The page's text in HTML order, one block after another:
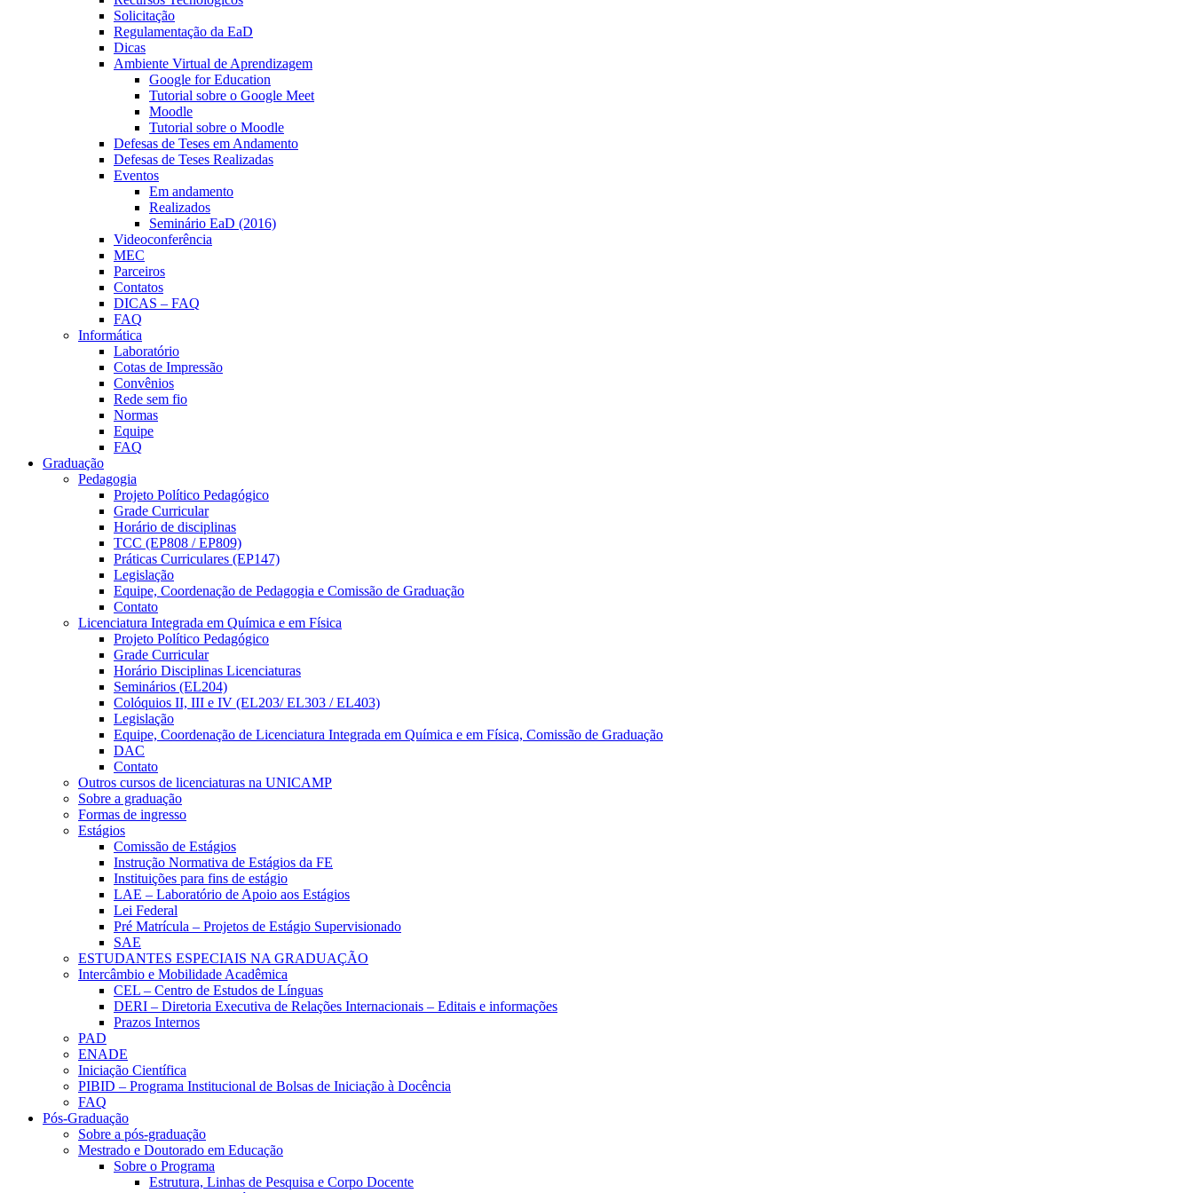
Solicitação
Regulamentação da EaD
Dicas
Ambiente Virtual de Aprendizagem
Google for Education
Tutorial sobre o Google Meet
Moodle
Tutorial sobre o Moodle
Defesas de Teses em Andamento
Defesas de Teses Realizadas
Eventos
Em andamento
Realizados
Seminário EaD (2016)
Videoconferência
MEC
Parceiros
Contatos
DICAS – FAQ
FAQ
Informática
Laboratório
Cotas de Impressão
Convênios
Rede sem fio
Normas
Equipe
FAQ
Graduação
Pedagogia
Projeto Político Pedagógico
Grade Curricular
Horário de disciplinas
TCC (EP808 / EP809)
Práticas Curriculares (EP147)
Legislação
Equipe, Coordenação de Pedagogia e Comissão de Graduação
Contato
Licenciatura Integrada em Química e em Física
Projeto Político Pedagógico
Grade Curricular
Horário Disciplinas Licenciaturas
Seminários (EL204)
Colóquios II, III e IV (EL203/ EL303 / EL403)
Legislação
Equipe, Coordenação de Licenciatura Integrada em Química e em Física, Comissão de Graduação
DAC
Contato
Outros cursos de licenciaturas na UNICAMP
Sobre a graduação
Formas de ingresso
Estágios
Comissão de Estágios
Instrução Normativa de Estágios da FE
Instituições para fins de estágio
LAE – Laboratório de Apoio aos Estágios
Lei Federal
Pré Matrícula – Projetos de Estágio Supervisionado
SAE
ESTUDANTES ESPECIAIS NA GRADUAÇÃO
Intercâmbio e Mobilidade Acadêmica
CEL – Centro de Estudos de Línguas
DERI – Diretoria Executiva de Relações Internacionais – Editais e informações
Prazos Internos
PAD
ENADE
Iniciação Científica
PIBID – Programa Institucional de Bolsas de Iniciação à Docência
FAQ
Pós-Graduação
Sobre a pós-graduação
Mestrado e Doutorado em Educação
Sobre o Programa
Estrutura, Linhas de Pesquisa e Corpo Docente